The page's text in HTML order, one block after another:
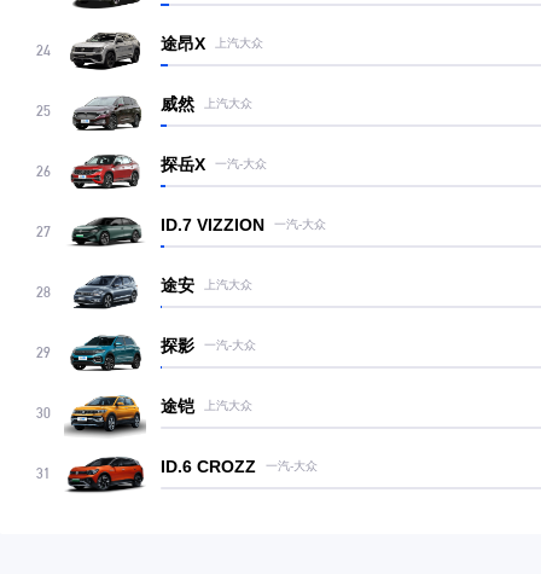
24 途昂X 上汽大众
25 威然 上汽大众
26 探岳X 一汽-大众
27 ID.7 VIZZION 一汽-大众
28 途安 上汽大众
29 探影 一汽-大众
30 途铠 上汽大众
31 ID.6 CROZZ 一汽-大众